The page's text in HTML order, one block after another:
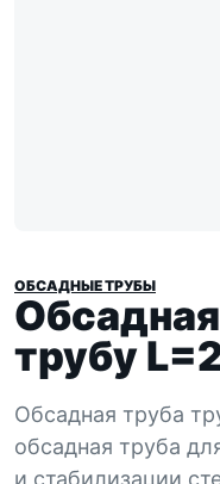
ОБСАДНЫЕ ТРУБЫ
трубу
Обсадная труба
обсадная труба
и стабилизации